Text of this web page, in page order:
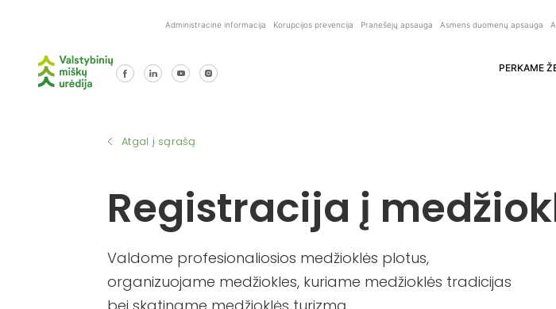
Administracinė informacija Korupcijos prevencija Pranešėjų apsauga Asmens duomenų apsauga
PERKAME
Atgal į sąrašą
Registracija į
Valdome profesionaliosios medžioklės plotus,
organizuojame medžiokles, kuriame medžioklės tradicijas